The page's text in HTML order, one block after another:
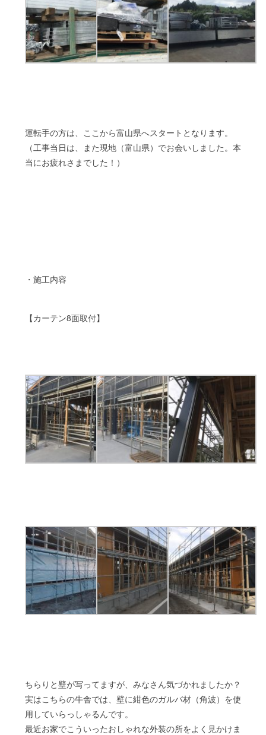
運転手の方は、ここから富山県へスタートとなります。
（工事当日は、また現地（富山県）でお会いしました。本
当にお疲れさまでした！）
・施工内容
【カーテン8面取付】
ちらりと壁が写ってますが、みなさん気づかれましたか？
実はこちらの牛舎では、壁に紺色のガルバ材（角波）を使
用していらっしゃるんです。
最近お家でこういったおしゃれな外装の所をよく見かけま